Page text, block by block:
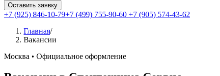
Оставить заявку
+7 (925) 846-10-79+7 (499) 755-90-60 +7 (905) 574-43-62
Главная/
Вакансии
Москва • Официальное оформление